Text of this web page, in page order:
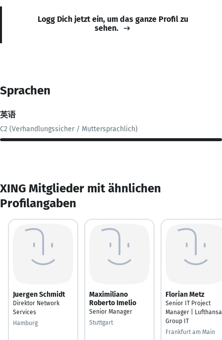
Logg Dich jetzt ein, um das ganze Profil zu
sehen.
Sprachen
英语
C2 (Verhandlungssicher / Muttersprachlich)
XING Mitglieder mit ähnlichen
Profilangaben
Juergen Schmidt
Direktor Network
Services
Hamburg
Maximiliano
Roberto Imelio
Senior Manager
Stuttgart
Florian Metz
Senior IT Project
Manager | Lufthansa
Group IT
Frankfurt am Main